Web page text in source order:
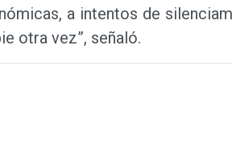
a intentos de
otra vez”, señaló.